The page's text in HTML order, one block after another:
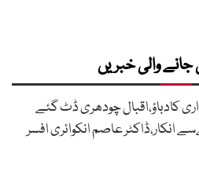
جانے والی خبریں
کادباؤ،اقبال چودھری ڈٹ گئے
انکار،ڈاکٹر عاصم انکوائری افسر